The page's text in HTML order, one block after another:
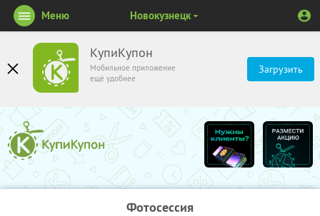
КупиКупон
Мобильное приложение
ещё удобнее
Загрузить
Меню Новокузнецк
Фотосессия